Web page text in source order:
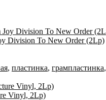
Division To New Order (2Lp)
, пластинка, грампластинка,
Vinyl, 2Lp)